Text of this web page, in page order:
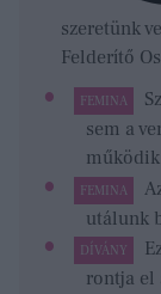
szeretünk
Felderítő
FEMINA
sem a
működik
FEMINA
utálunk
DÍVÁNY
rontja el